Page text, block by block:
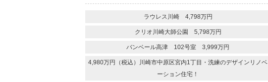
ラウレス川崎 4,798万円
クリオ川崎大師公園 5,798万円
バンベール高津 102号室 3,999万円
4,980万円（税込）川崎市中原区宮内1丁目・洗練のデザインリノベ
ーション住宅！